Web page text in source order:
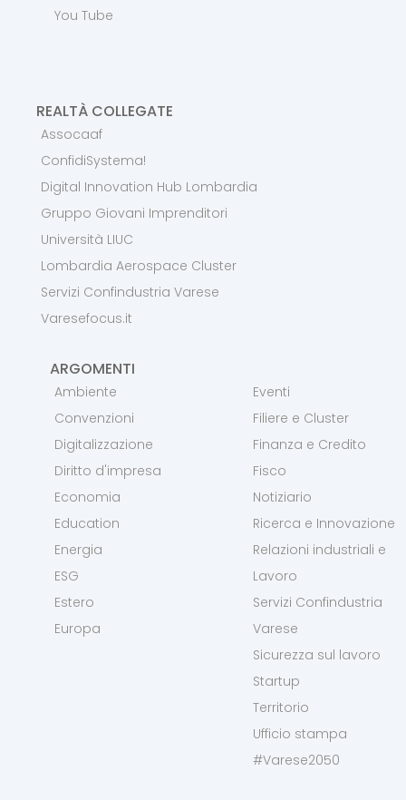
You Tube
REALTÀ COLLEGATE
Assocaaf
ConfidiSystema!
Digital Innovation Hub Lombardia
Gruppo Giovani Imprenditori
Università LIUC
Lombardia Aerospace Cluster
Servizi Confindustria Varese
Varesefocus.it
ARGOMENTI
Ambiente
Convenzioni
Digitalizzazione
Diritto d'impresa
Economia
Education
Energia
ESG
Estero
Europa
Eventi
Filiere e Cluster
Finanza e Credito
Fisco
Notiziario
Ricerca e Innovazione
Relazioni industriali e
Lavoro
Servizi Confindustria
Varese
Sicurezza sul lavoro
Startup
Territorio
Ufficio stampa
#Varese2050